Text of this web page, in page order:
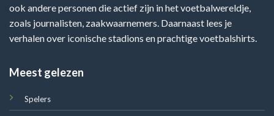
ook andere personen die actief zijn in het voetbalwereldje,
zoals journalisten, zaakwaarnemers. Daarnaast lees je
verhalen over iconische stadions en prachtige voetbalshirts.
Meest gelezen
Spelers